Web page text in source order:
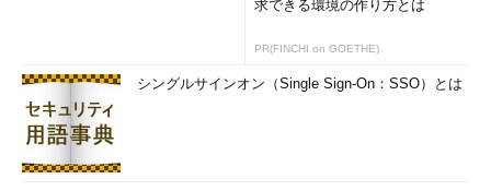
求できる環境の作り方とは
PR(FINCHI on GOETHE)
シングルサインオン（Single Sign-On：SSO）とは